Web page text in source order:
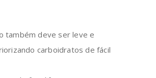
também deve ser leve e
carboidratos de fácil